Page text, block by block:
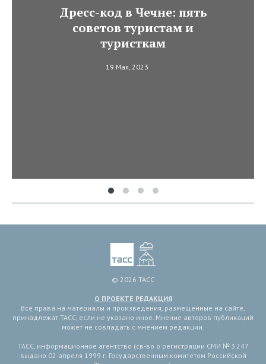
Дресс-код в Чечне: пять
советов туристам и
туристкам
19 Мая, 2023
© 2026 ТАСС
О ПРОЕКТЕ РЕДАКЦИЯ
Все права на материалы и произведения, размещенные на сайте,
принадлежат ТАСС, если не указано иное. Мнение авторов публикаций
может не совпадать с мнением редакции.
ТАСС, информационное агентство (св-во о регистрации СМИ № 3 247
выдано 02 апреля 1999 г. Государственным комитетом Российской